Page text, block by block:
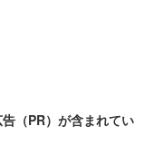
（PR）が含まれてい